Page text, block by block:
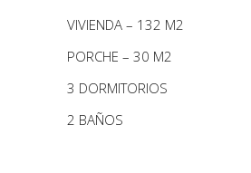
VIVIENDA – 132 M2
PORCHE – 30 M2
3 DORMITORIOS
2 BAÑOS